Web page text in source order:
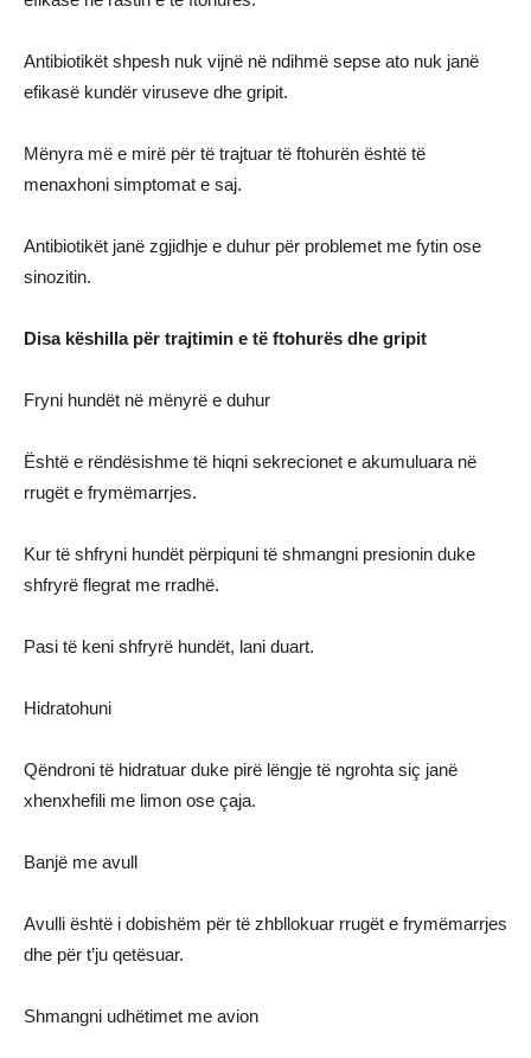
Antibiotikët shpesh nuk vijnë në ndihmë sepse ato nuk janë
efikasë kundër viruseve dhe gripit.
Mënyra më e mirë për të trajtuar të ftohurën është të
menaxhoni simptomat e saj.
Antibiotikët janë zgjidhje e duhur për problemet me fytin ose
sinozitin.
Disa këshilla për trajtimin e të ftohurës dhe gripit
Fryni hundët në mënyrë e duhur
Është e rëndësishme të hiqni sekrecionet e akumuluara në
rrugët e frymëmarrjes.
Kur të shfryni hundët përpiquni të shmangni presionin duke
shfryrë flegrat me rradhë.
Pasi të keni shfryrë hundët, lani duart.
Hidratohuni
Qëndroni të hidratuar duke pirë lëngje të ngrohta siç janë
xhenxhefili me limon ose çaja.
Banjë me avull
Avulli është i dobishëm për të zhbllokuar rrugët e frymëmarrjes
dhe për t’ju qetësuar.
Shmangni udhëtimet me avion